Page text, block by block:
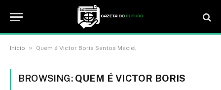
Início » Quem é Victor Boris Santos Maciel
BROWSING: QUEM É VICTOR BORIS